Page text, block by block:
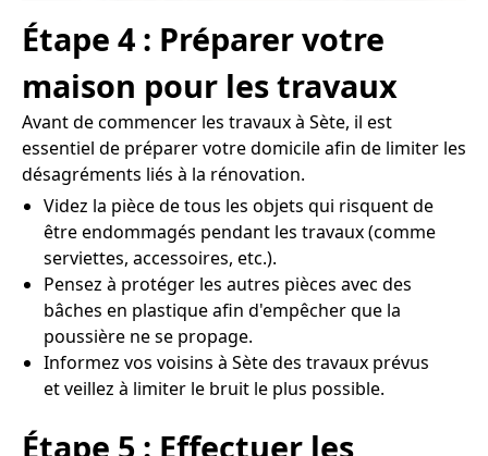
Étape 4 : Préparer votre
maison pour les travaux
Avant de commencer les travaux à Sète, il est
essentiel de préparer votre domicile afin de limiter les
désagréments liés à la rénovation.
Videz la pièce de tous les objets qui risquent de
être endommagés pendant les travaux (comme
serviettes, accessoires, etc.).
Pensez à protéger les autres pièces avec des
bâches en plastique afin d'empêcher que la
poussière ne se propage.
Informez vos voisins à Sète des travaux prévus
et veillez à limiter le bruit le plus possible.
Étape 5 : Effectuer les